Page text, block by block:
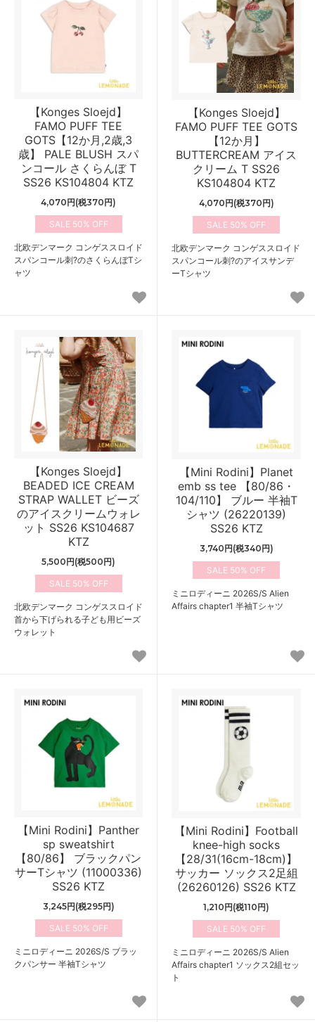
【Konges Sloejd】
FAMO PUFF TEE
GOTS【12か月,2歳,3
歳】 PALE BLUSH スパ
ンコール さくらんぼ T
SS26 KS104804 KTZ
4,070円(税370円)
50%
北欧デンマーク コンゲススロイド
スパンコール刺?のさくらんぼTシ
ャツ
【Konges Sloejd】
FAMO PUFF TEE GOTS
【12か月】
BUTTERCREAM アイス
クリーム T SS26
KS104804 KTZ
4,070円(税370円)
50%
北欧デンマーク コンゲススロイド
スパンコール刺?のアイスサンデ
ーTシャツ
【Konges Sloejd】
BEADED ICE CREAM
STRAP WALLET ビーズ
のアイスクリームウォレ
ット SS26 KS104687
KTZ
5,500円(税500円)
50%
北欧デンマーク コンゲススロイド
首から下げられる子ども用ビーズ
ウォレット
【Mini Rodini】Planet
emb ss tee 【80/86・
104/110】 ブルー 半袖T
シャツ (26220139)
SS26 KTZ
3,740円(税340円)
50%
ミニロディーニ 2026S/S Alien
Affairs chapter1 半袖Tシャツ
【Mini Rodini】Panther
sp sweatshirt
【80/86】 ブラックパン
サーTシャツ (11000336)
SS26 KTZ
3,245円(税295円)
50%
ミニロディーニ 2026S/S ブラッ
クパンサー 半袖Tシャツ
【Mini Rodini】Football
knee-high socks
【28/31(16cm-18cm)】
サッカー ソックス2足組
(26260126) SS26 KTZ
1,210円(税110円)
50%
ミニロディーニ 2026S/S Alien
Affairs chapter1 ソックス2組セッ
ト